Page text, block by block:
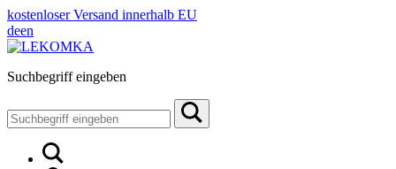
kostenloser Versand innerhalb EU
deen
Suchbegriff eingeben
nach: